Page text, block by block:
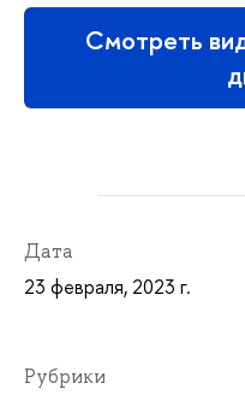
Смотреть
Дата
23 февраля, 2023 г.
Рубрики